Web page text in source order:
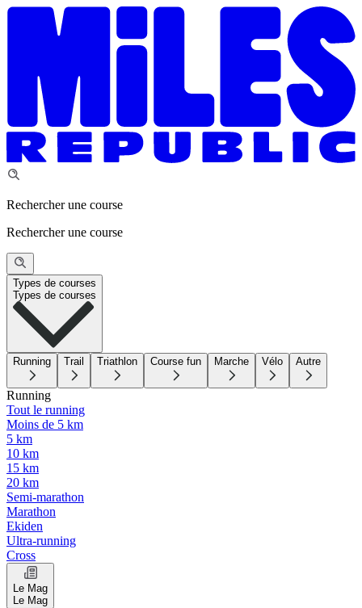
Rechercher une course
Rechercher une course
Types de courses
Types de courses
Running Trail Triathlon Course fun Marche Vélo Autre
Running
Tout le running
Moins de 5 km
5 km
10 km
15 km
20 km
Semi-marathon
Marathon
Ekiden
Ultra-running
Cross
Le Mag
Le Mag